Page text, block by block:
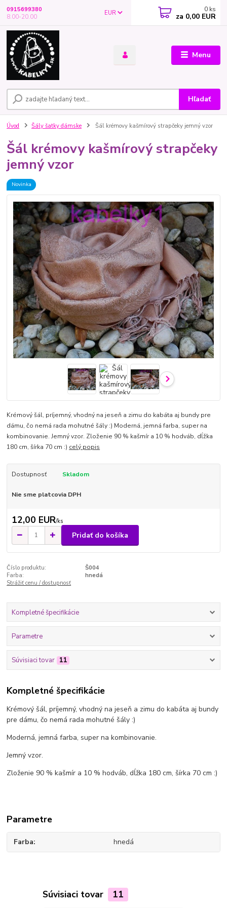
Menu
EUR
Hľadať
0915699380
8.00-20.00
0 ks
za 0,00 EUR
Úvod Šály šatky dámske Šál krémovy kašmírový strapčeky jemný vzor
Šál krémovy kašmírový strapčeky
jemný vzor
Novinka
Krémový šál, príjemný, vhodný na jeseň a zimu do kabáta aj bundy pre
dámu, čo nemá rada mohutné šály :) Moderná, jemná farba, super na
kombinovanie. Jemný vzor. Zloženie 90 % kašmír a 10 % hodváb, dĺžka
180 cm, šírka 70 cm :) celý popis
Dostupnosť Skladom
Nie sme platcovia DPH
12,00 EUR/ks
Pridať do košíka
Číslo produktu:
Š004
Farba:
hnedá
Strážiť cenu / dostupnosť
Kompletné špecifikácie
Parametre
Súvisiaci tovar 11
Kompletné špecifikácie
Krémový šál, príjemný, vhodný na jeseň a zimu do kabáta aj bundy
pre dámu, čo nemá rada mohutné šály :)
Moderná, jemná farba, super na kombinovanie.
Jemný vzor.
Zloženie 90 % kašmír a 10 % hodváb, dĺžka 180 cm, šírka 70 cm :)
Parametre
Farba hnedá
Súvisiaci tovar 11